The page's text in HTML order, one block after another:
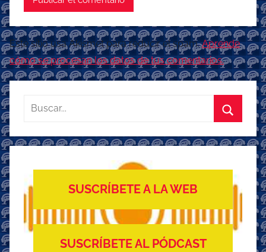
Este sitio usa Akismet para reducir el spam.Aprende
cómo se procesan los datos de tus comentarios.
Buscar:
Buscar
SUSCRÍBETE A LA WEB
SUSCRÍBETE AL PÓDCAST